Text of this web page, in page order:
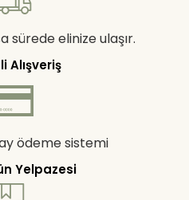
sürede elinize ulaşır.
Alışveriş
ödeme sistemi
Yelpazesi